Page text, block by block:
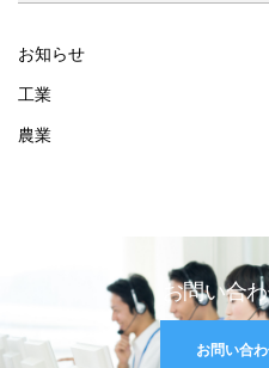
お知らせ
工業
農業
お問い合
お問い合